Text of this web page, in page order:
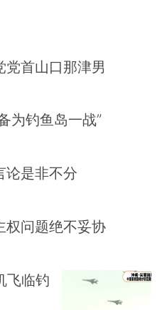
首山口那津男
为钓鱼岛一战”
论是非不分
权问题绝不妥协
飞临钓